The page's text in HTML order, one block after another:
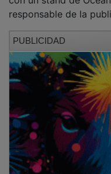
PUBLICIDAD
La novela está
historia de André, un
pueblo durante la
bisnieta Laura, quien
secretos familiares
casa. “El Consistorio
encuentro literario,
la obra, que nace
desde la editorial.